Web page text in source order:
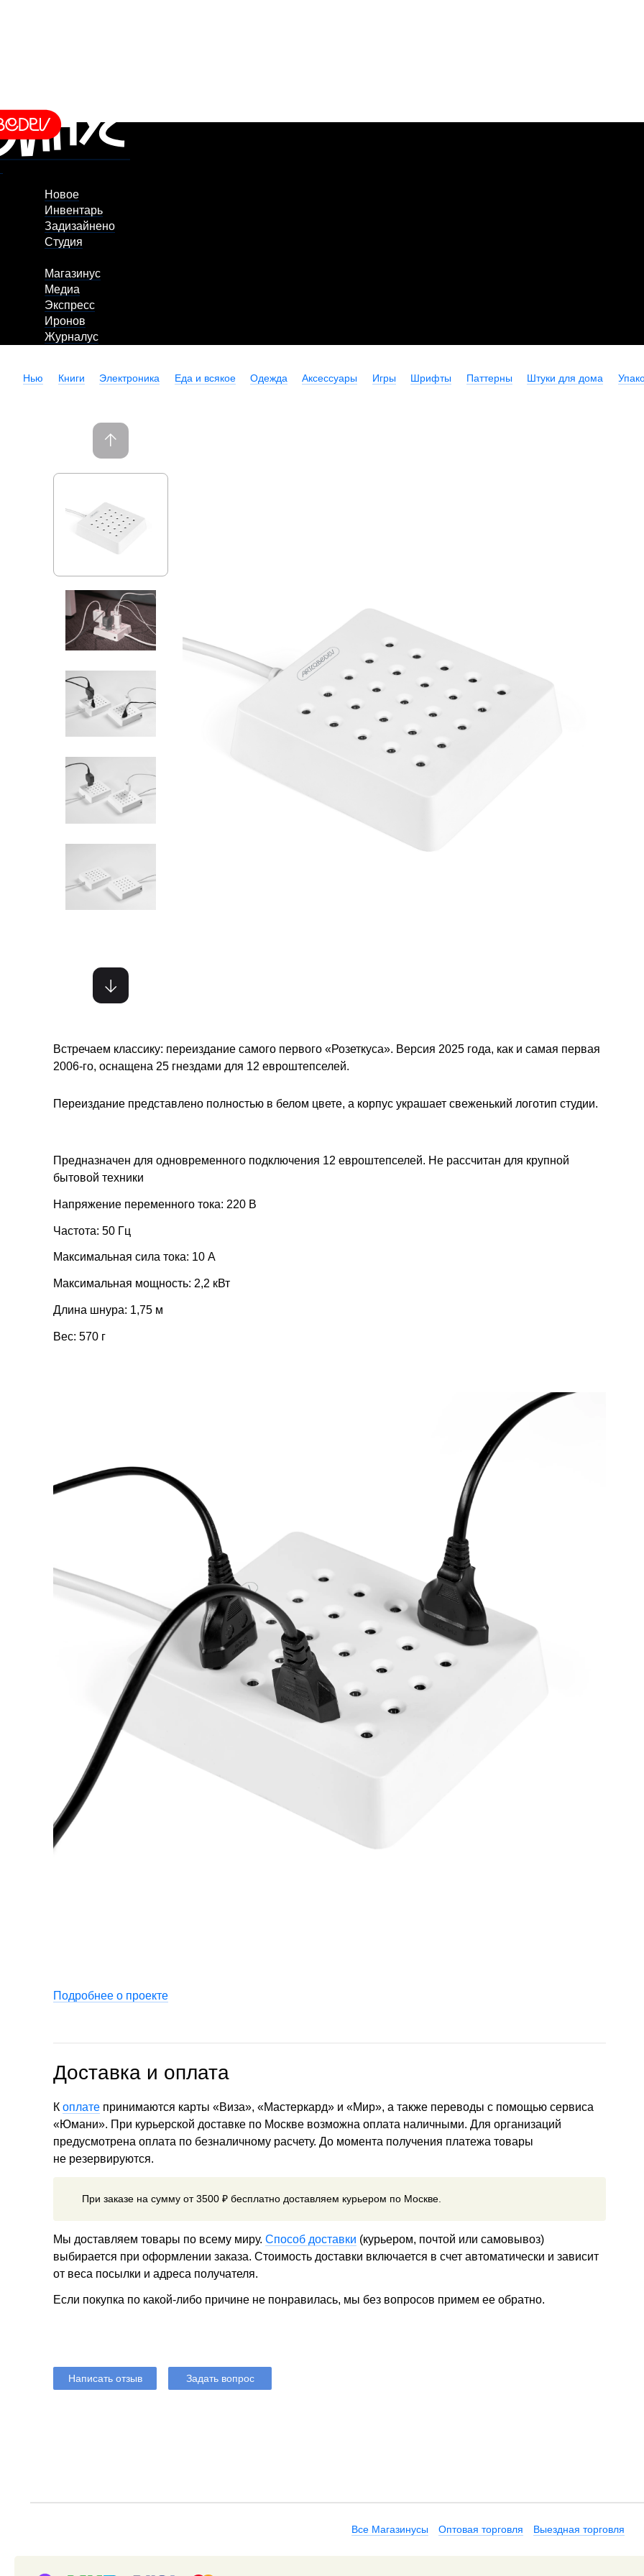
Новое
Инвентарь
Задизайнено
Студия
Магазинус
Медиа
Экспресс
Иронов
Журналус
Нью Книги Электроника Еда и всякое Одежда Аксессуары Игры Шрифты Паттерны Штуки для дома
Встречаем классику: переиздание самого первого «Розеткуса». Версия 2025 года, как и самая первая
2006-го, оснащена 25 гнездами для 12 евроштепселей.
Переиздание представлено полностью в белом цвете, а корпус украшает свеженький логотип студии.
Предназначен для одновременного подключения 12 евроштепселей. Не рассчитан для крупной
бытовой техники
Напряжение переменного тока: 220 В
Частота: 50 Гц
Максимальная сила тока: 10 А
Максимальная мощность: 2,2 кВт
Длина шнура: 1,75 м
Вес: 570 г
Подробнее о проекте
Доставка и оплата
К оплате принимаются карты «Виза», «Мастеркард» и «Мир», а также переводы с помощью сервиса
«Юмани». При курьерской доставке по Москве возможна оплата наличными. Для организаций
предусмотрена оплата по безналичному расчету. До момента получения платежа товары
не резервируются.
При заказе на сумму от 3500 ₽ бесплатно доставляем курьером по Москве.
Мы доставляем товары по всему миру. Способ доставки (курьером, почтой или самовывоз)
выбирается при оформлении заказа. Стоимость доставки включается в счет автоматически и зависит
от веса посылки и адреса получателя.
Если покупка по какой-либо причине не понравилась, мы без вопросов примем ее обратно.
Написать отзыв Задать вопрос
Все Магазинусы Оптовая торговля Выездная торговля